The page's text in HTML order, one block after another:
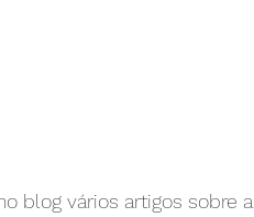
blog vários artigos sobre a